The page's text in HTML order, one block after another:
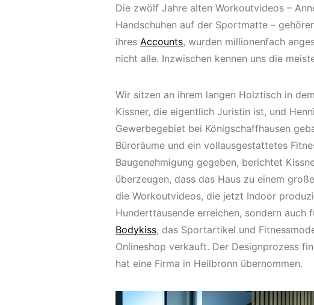
Die zwölf Jahre alten Workoutvideos –
Handschuhen auf der Sportmatte –
ihres Accounts, wurden millionenfach
nicht alle. Inzwischen kennen uns die
Wir sitzen an ihrem langen Holztisch in
Kissner, die eigentlich Juristin ist, und
Gewerbegebiet bei Königschaffhausen
Büroräume und ein vollausgestattetes
Baugenehmigung gegeben, berichtet
überzeugen, dass das Haus zu einem
die Workoutvideos, die jetzt Indoor
Hunderttausende erreichen, sondern auch
Bodykiss, das Sportartikel und
Onlineshop verkauft. Der Designprozess
hat eine Firma in Heilbronn übernommen.